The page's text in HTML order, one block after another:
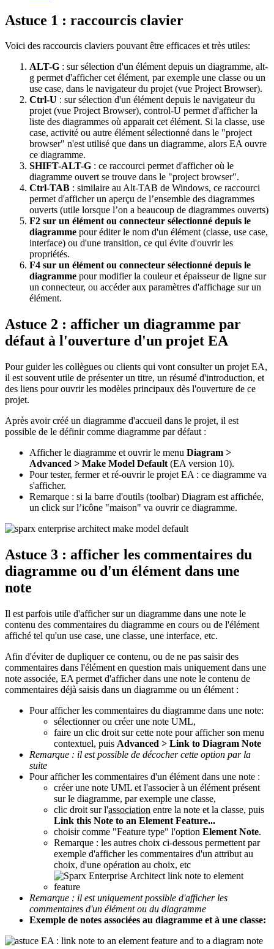
Astuce 1 : raccourcis clavier
Voici des raccourcis claviers pouvant être efficaces et très utiles:
ALT-G : sur sélection d'un élément depuis un diagramme, alt-
g permet d'afficher cet élément, par exemple une classe ou un
use case, dans le navigateur du projet (vue Project Browser).
Ctrl-U : sur sélection d'un élément depuis le navigateur du
projet (vue Project Browser), control-U permet d'afficher la
liste des diagrammes où apparait cet élément. Si la classe, use
case, activité ou autre élément sélectionné dans le "project
browser" n'est utilisé que dans un diagramme, alors EA ouvre
ce diagramme.
SHIFT-ALT-G : ce raccourci permet d'afficher où le
diagramme ouvert se trouve dans le "project browser".
Ctrl-TAB : similaire au Alt-TAB de Windows, ce raccourci
permet d'afficher un aperçu de l’ensemble des diagrammes
ouverts (utile lorsque l’on a beaucoup de diagrammes ouverts)
F2 sur un élément ou connecteur sélectionné depuis le
diagramme pour éditer le nom d'un élément (classe, use case,
interface) ou d'une transition, ce qui évite d'ouvrir les
propriétés.
F4 sur un élément ou connecteur sélectionné depuis le
diagramme pour modifier la couleur et épaisseur de ligne sur
un connecteur, ou accéder aux paramètres d'affichage sur un
élément.
Astuce 2 : afficher un diagramme par
défaut à l'ouverture d'un projet EA
Pour guider les collègues ou clients qui vont consulter un projet EA,
il est souvent utile de présenter un titre, un résumé d'introduction, et
des liens pour ouvrir les modèles principaux dès l'ouverture de ce
projet.
Après avoir créé un diagramme d'accueil dans le projet, il est
possible de le définir comme diagramme par défaut :
Afficher le diagramme et ouvrir le menu Diagram >
Advanced > Make Model Default (EA version 10).
Pour tester, fermer et ré-ouvrir le projet EA : ce diagramme va
s'afficher.
Remarque : si la barre d'outils (toolbar) Diagram est affichée,
un click sur l’icône "maison" va ouvrir ce diagramme.
Astuce 3 : afficher les commentaires du
diagramme ou d'un élément dans une
note
Il est parfois utile d'afficher sur un diagramme dans une note le
contenu des commentaires du diagramme en cours ou de l'élément
affiché tel qu'un use case, une classe, une interface, etc.
Afin d'éviter de dupliquer ce contenu, ou de ne pas saisir des
commentaires dans l'élément en question mais uniquement dans une
note associée, EA permet d'afficher dans une note le contenu de
commentaires déjà saisis dans un diagramme ou un élément :
Pour afficher les commentaires du diagramme dans une note:
sélectionner ou créer une note UML,
faire un clic droit sur cette note pour afficher son menu
contextuel, puis Advanced > Link to Diagram Note
Remarque : il est possible de décocher cette option par la
suite
Pour afficher les commentaires d'un élément dans une note :
créer une note UML et l'associer à un élément présent
sur le diagramme, par exemple une classe,
clic droit sur l'association entre la note et la classe, puis
Link this Note to an Element Feature...
choisir comme "Feature type" l'option Element Note.
Remarque : les autres choix ci-dessous permettent par
exemple d'afficher les commentaires d'un attribut au
choix, d'une opération au choix, etc
Remarque : il est uniquement possible d'afficher les
commentaires d'un élément ou du diagramme
Exemple de notes associées au diagramme et à une classe: